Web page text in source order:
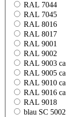
RAL 7044
RAL 7045
RAL 8016
RAL 8017
RAL 9001
RAL 9002
RAL 9003 ca
RAL 9005 ca
RAL 9010 ca
RAL 9016 ca
RAL 9018
blau SC 5002